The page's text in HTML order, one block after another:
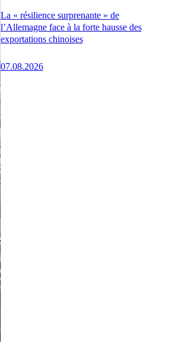
La « résilience surprenante » de
l’Allemagne face à la forte hausse des
exportations chinoises
07.08.2026